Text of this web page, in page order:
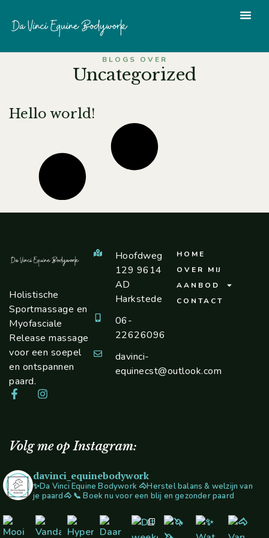
BLOGS OVER
Uncategorized
Hello world!
Hoofdweg
129 9614
AD
Harkstede
06-
22626096
davinci-
equinecst@outlook.com
Holistische
Sportmassage en
Myofasciale
Release massage
voor een soepel
en ontspannen
paard.
HOME
OVER MIJ
AANBOD
CONTACT
Volg me op Instagram:
davinci_equinebodywork
✨Da Vinci Equine Bodywork 🐴Herstel balans & welzijn van
je paard🐴📞 Boek nu voor een blij en gezonder paard